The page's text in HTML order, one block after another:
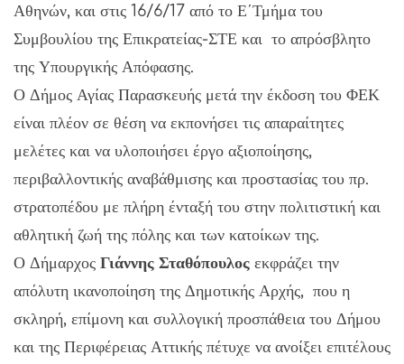
Αθηνών, και στις 16/6/17 από το Ε΄Τμήμα του
Συμβουλίου της Επικρατείας-ΣΤΕ και το απρόσβλητο
της Υπουργικής Απόφασης.
Ο Δήμος Αγίας Παρασκευής μετά την έκδοση του ΦΕΚ
είναι πλέον σε θέση να εκπονήσει τις απαραίτητες
μελέτες και να υλοποιήσει έργο αξιοποίησης,
περιβαλλοντικής αναβάθμισης και προστασίας του πρ.
στρατοπέδου με πλήρη ένταξή του στην πολιτιστική και
αθλητική ζωή της πόλης και των κατοίκων της.
Ο Δήμαρχος Γιάννης Σταθόπουλος εκφράζει την
απόλυτη ικανοποίηση της Δημοτικής Αρχής, που η
σκληρή, επίμονη και συλλογική προσπάθεια του Δήμου
και της Περιφέρειας Αττικής πέτυχε να ανοίξει επιτέλους